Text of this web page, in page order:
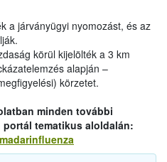
a járványügyi nyomozást, és az
körül kijelölték a 3 km
alapján –
körzetet.
minden további
tematikus aloldalán: